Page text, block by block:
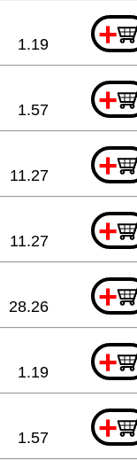
+
1.19
+
1.57
+
11.27
+
11.27
+
28.26
+
1.19
+
1.57